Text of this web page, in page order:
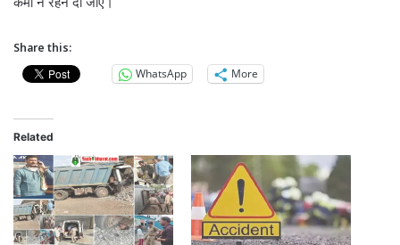
Share this:
WhatsApp
More
Related